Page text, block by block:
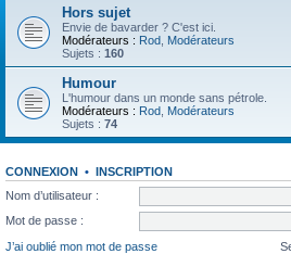
Hors sujet
Envie de bavarder ? C'est ici.
Modérateurs : Rod Modérateurs
Sujets : 160
Humour
L'humour dans un monde sans pétrole.
Modérateurs : Rod Modérateurs
Sujets : 74
CONNEXION • INSCRIPTION
Nom d’utilisateur :
Mot de passe :
J’ai oublié mon mot de passe